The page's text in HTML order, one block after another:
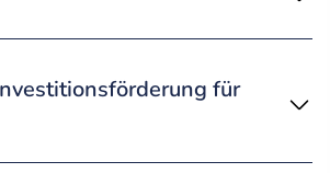
für